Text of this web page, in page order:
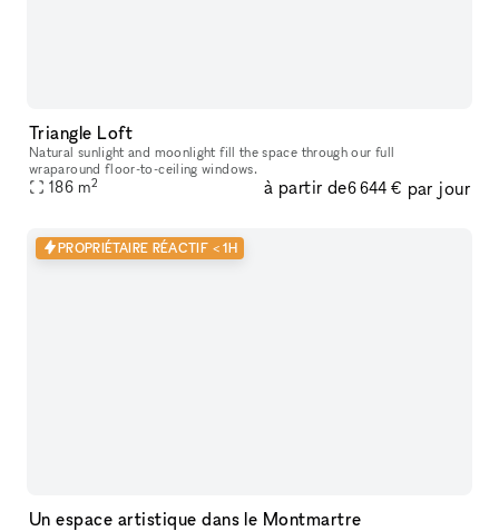
Triangle Loft
Natural sunlight and moonlight fill the space through our full
wraparound floor-to-ceiling windows.
186 m2 à partir de6 644 € par jour
PROPRIÉTAIRE RÉACTIF < 1H
Un espace artistique dans le Montmartre